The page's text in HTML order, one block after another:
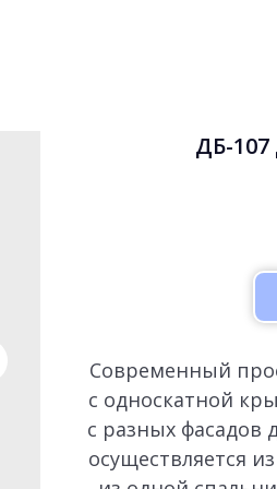
ДБ-
Современный
с односкатной
с разных фасадов
осуществляется